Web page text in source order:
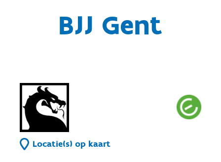
BJJ Gent
Locatie(s) op kaart